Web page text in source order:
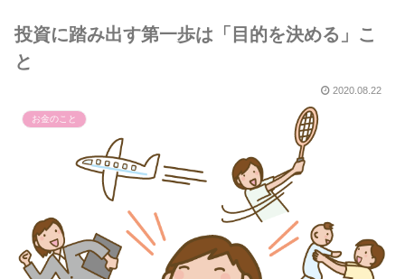
投資に踏み出す第一歩は「目的を決める」こ
と
2020.08.22
お金のこと